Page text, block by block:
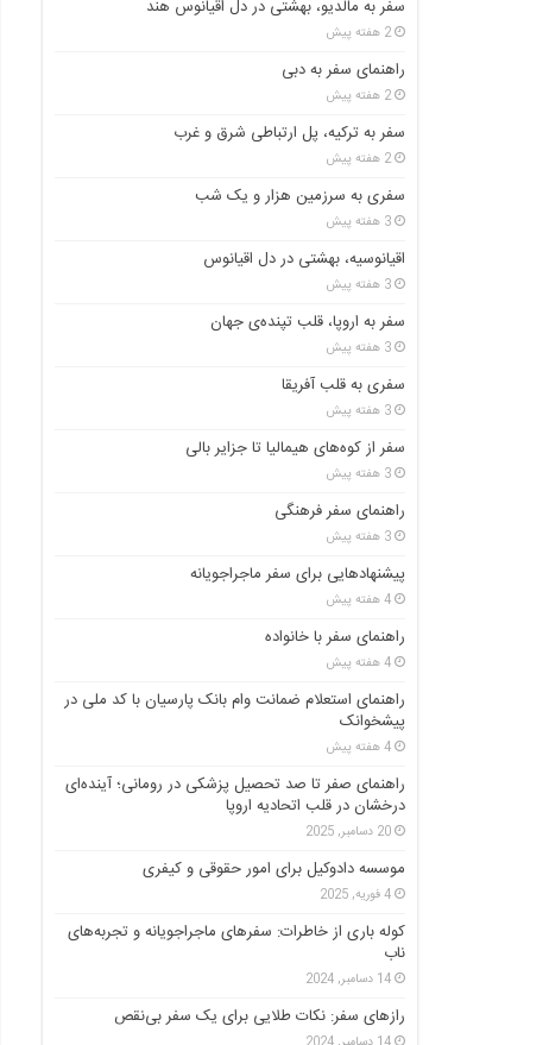
سفر به مالدیو، بهشتی در دل اقیانوس هند
2 هفته پیش
راهنمای سفر به دبی
2 هفته پیش
سفر به ترکیه، پل ارتباطی شرق و غرب
2 هفته پیش
سفری به سرزمین هزار و یک شب
3 هفته پیش
اقیانوسیه، بهشتی در دل اقیانوس
3 هفته پیش
سفر به اروپا، قلب تپنده‌ی جهان
3 هفته پیش
سفری به قلب آفریقا
3 هفته پیش
سفر از کوه‌های هیمالیا تا جزایر بالی
3 هفته پیش
راهنمای سفر فرهنگی
3 هفته پیش
پیشنهادهایی برای سفر ماجراجویانه
4 هفته پیش
راهنمای سفر با خانواده
4 هفته پیش
راهنمای استعلام ضمانت وام بانک پارسیان با کد ملی در
پیشخوانک
4 هفته پیش
راهنمای صفر تا صد تحصیل پزشکی در رومانی؛ آینده‌ای
درخشان در قلب اتحادیه اروپا
20 دسامبر, 2025
موسسه دادوکیل برای امور حقوقی و کیفری
4 فوریه, 2025
کوله باری از خاطرات: سفرهای ماجراجویانه و تجربه‌های
ناب
14 دسامبر, 2024
رازهای سفر: نکات طلایی برای یک سفر بی‌نقص